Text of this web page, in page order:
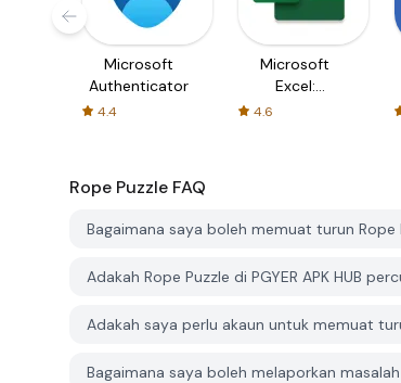
Microsoft
Authenticator
4.4
Microsoft
Excel:
Spreadsheets
4.6
Rope Puzzle FAQ
Bagaimana saya boleh memuat turun Rope
Adakah Rope Puzzle di PGYER APK HUB
Adakah saya perlu akaun untuk memuat
Bagaimana saya boleh melaporkan masalah